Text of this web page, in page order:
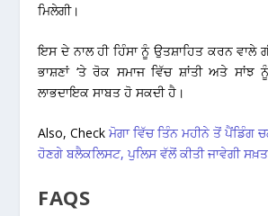
ਮਿਲੇਗੀ।
ਇਸ ਦੇ ਨਾਲ ਹੀ ਹਿੰਸਾ ਨੂੰ ਉਤਸ਼ਾਹਿਤ ਕਰਨ ਵਾਲੇ
ਭਾਸ਼ਣਾਂ ‘ਤੇ ਰੋਕ ਸਮਾਜ ਵਿੱਚ ਸ਼ਾਂਤੀ ਅਤੇ
ਲਾਭਦਾਇਕ ਸਾਬਤ ਹੋ ਸਕਦੀ ਹੈ।
Also, Checkਮੋਗਾ ਵਿੱਚ ਤਿੰਨ ਮਹੀਨੇ ਤੋਂ ਪੈਂਡਿੰਗ
ਹੋਣਗੇ ਬਲੈਕਲਿਸਟ, ਪੁਲਿਸ ਵੱਲੋਂ ਕੀਤੀ ਜਾਵੇਗੀ
FAQS